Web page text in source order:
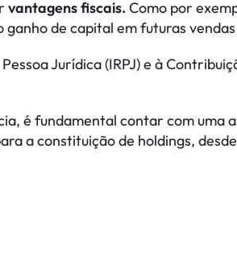
vantagens fiscais. Como por
de capital em futuras
Jurídica (IRPJ) e à
é fundamental contar com uma
a constituição de holdings,